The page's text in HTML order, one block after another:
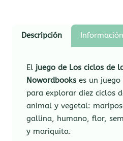
Descripción
El juego de Los ciclos de
Nowordbooks es un
para explorar diez ciclos
animal y vegetal:
gallina, humano, flor,
y mariquita.